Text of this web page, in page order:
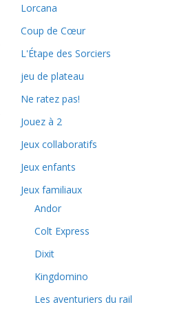
Lorcana
Coup de Cœur
L'Étape des Sorciers
jeu de plateau
Ne ratez pas!
Jouez à 2
Jeux collaboratifs
Jeux enfants
Jeux familiaux
Andor
Colt Express
Dixit
Kingdomino
Les aventuriers du rail